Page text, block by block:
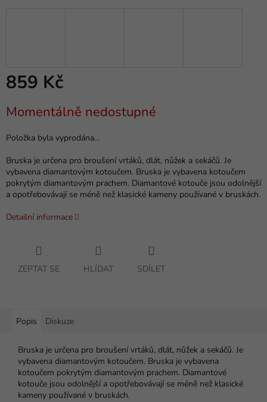
859 Kč
cena:
Momentálně nedostupné
Položka byla vyprodána…
Bruska je určena pro broušení vrtáků, dlát, nůžek a sekáčů. Je
vybavena diamantovým kotoučem. Bruska je vybavena kotoučem
pokrytým diamantovým prachem. Diamantové kotouče jsou odolnější
a opotřebovávají se méně než klasické kameny používané v bruskách.
Detailní informace
ZEPTAT SE HLÍDAT SDÍLET
Popis Diskuze
Bruska je určena pro broušení vrtáků, dlát, nůžek a sekáčů. Je
vybavena diamantovým kotoučem. Bruska je vybavena
kotoučem pokrytým diamantovým prachem. Diamantové
kotouče jsou odolnější a opotřebovávají se méně než klasické
kameny používané v bruskách.